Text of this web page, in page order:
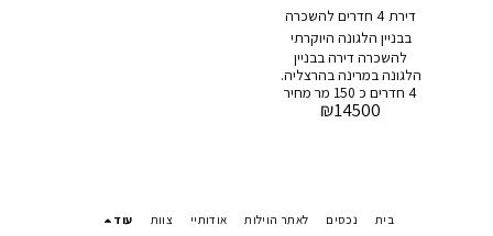
דירת 4 חדרים להשכרה
בבניין הלגונה היוקרתי
במרינה הרצליה
להשכרה דירה בבניין
הלגונה במרינה בהרצליה.
4 חדרים כ 150 מר מחיר
₪14500
בית נכסים לאתר הוילות אודותיי צוות עוד